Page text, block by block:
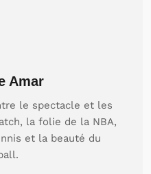
Amar
le spectacle et les
la folie de la NBA,
et la beauté du